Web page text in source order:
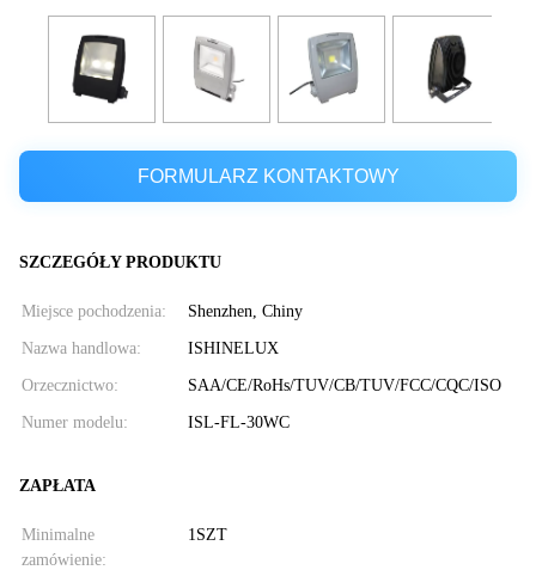
FORMULARZ KONTAKTOWY
SZCZEGÓŁY PRODUKTU
Miejsce pochodzenia: Shenzhen, Chiny
Nazwa handlowa: ISHINELUX
Orzecznictwo: SAA/CE/RoHs/TUV/CB/TUV/FCC/CQC/ISO
Numer modelu: ISL-FL-30WC
ZAPŁATA
Minimalne
zamówienie:
1SZT